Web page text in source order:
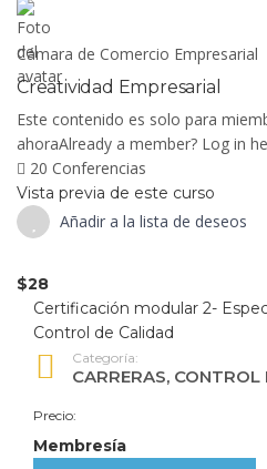
Cámara de Comercio Empresarial
Creatividad Empresarial
Este contenido es solo para
ahoraAlready a member? Log in
20 Conferencias
Vista previa de este curso
Añadir a la lista de deseos
$28
Certificación modular 2-
Control de Calidad
Categoría:
CARRERAS, CONTROL
Precio:
Membresía